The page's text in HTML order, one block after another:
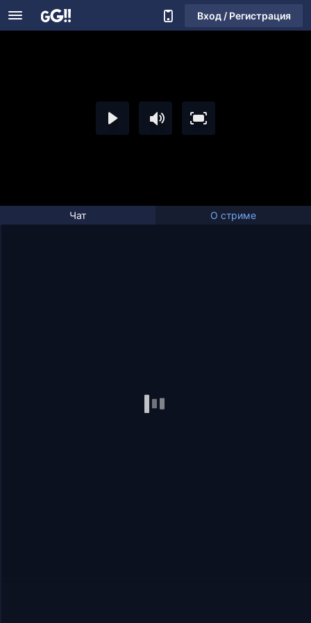
Вход / Регистрация
Чат О стриме